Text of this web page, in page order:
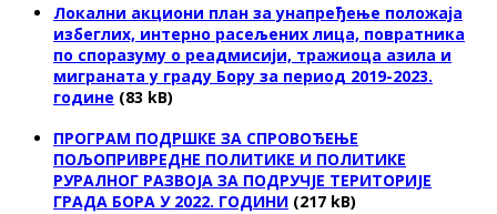
Локални акциони план за унапређење положаја
избеглих, интерно расељених лица, повратника
по споразуму о реадмисији, тражиоца азила и
миграната у граду Бору за период 2019-2023.
године (83 kB)
ПРОГРАМ ПОДРШКЕ ЗА СПРОВОЂЕЊЕ
ПОЉОПРИВРЕДНЕ ПОЛИТИКЕ И ПОЛИТИКЕ
РУРАЛНОГ РАЗВОЈА ЗА ПОДРУЧЈЕ ТЕРИТОРИЈЕ
ГРАДА БОРА У 2022. ГОДИНИ (217 kB)